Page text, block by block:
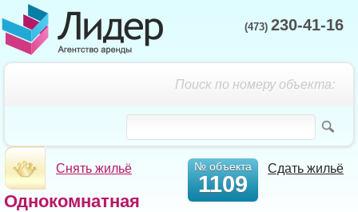
(473) 230-41-16
Поиск по номеру объекта:
Снять жильё Сдать жильё
№ объекта
1109
Однокомнатная